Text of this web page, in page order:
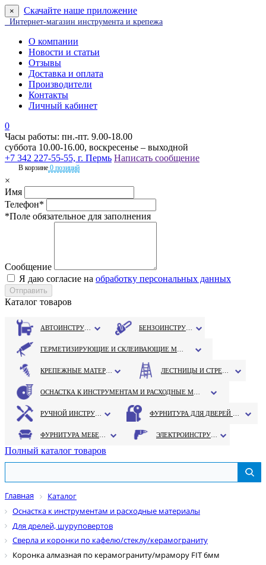
× Скачайте наше приложение
Интернет-магазин инструмента и крепежа
О компании
Новости и статьи
Отзывы
Доставка и оплата
Производители
Контакты
Личный кабинет
0
Часы работы: пн.-пт. 9.00-18.00
суббота 10.00-16.00, воскресенье – выходной
+7 342 227-55-55, г. Пермь Написать сообщение
В корзине 0 позиций
×
Имя
Телефон*
*Поле обязательное для заполнения
Сообщение
Я даю согласие на обработку персональных данных
Каталог товаров
Полный каталог товаров
Главная
Каталог
Оснастка к инструментам и расходные материалы
Для дрелей, шуруповертов
Сверла и коронки по кафелю/стеклу/керамограниту
Коронка алмазная по керамограниту/мрамору FIT 6мм